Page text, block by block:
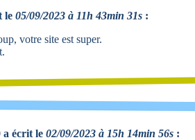
le 05/09/2023 à 11h 43min 31s :
votre site est super.
a écrit le 02/09/2023 à 15h 14min 56s :